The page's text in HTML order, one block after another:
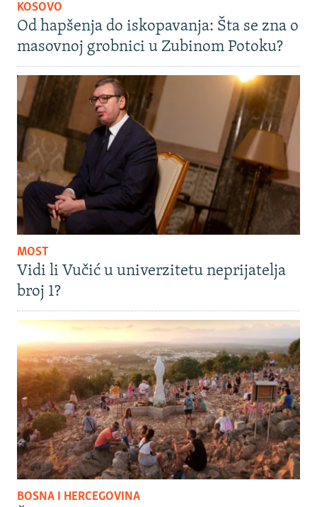
KOSOVO
Od hapšenja do iskopavanja: Šta se zna o
masovnoj grobnici u Zubinom Potoku?
MOST
Vidi li Vučić u univerzitetu neprijatelja
broj 1?
BOSNA I HERCEGOVINA